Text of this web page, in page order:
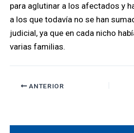
para aglutinar a los afectados y
a los que todavía no se han
judicial, ya que en cada nicho
varias familias.
ANTERIOR